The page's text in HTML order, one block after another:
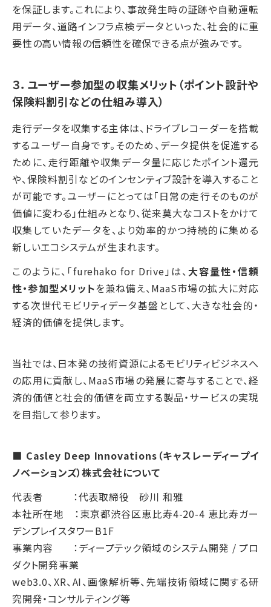
を保証します。これにより、事故発生時の証跡や自動運転
用データ、道路インフラ点検データといった、社会的に重
要性の高い情報の信頼性を確保できる点が強みです。
３． ユーザー参加型の収集メリット （ポイント設計や
保険料割引などの仕組み導入）
走行データを収集する主体は、ドライブレコーダーを搭載
するユーザー自身です。そのため、データ提供を促進する
ために、走行距離や収集データ量に応じたポイント還元
や、保険料割引などのインセンティブ設計を導入すること
が可能です。ユーザーにとっては「日常の走行そのものが
価値に変わる」仕組みとなり、従来莫大なコストをかけて
収集していたデータを、より効率的かつ持続的に集める
新しいエコシステムが生まれます。
このように、「furehako for Drive」は、 大容量性・信頼
性・参加型メリットを兼ね備え、MaaS市場の拡大に対応
する次世代モビリティデータ基盤として、大きな社会的・
経済的価値を提供します。
当社では、日本発の技術資源によるモビリティビジネスへ
の応用に貢献し、MaaS市場の発展に寄与することで、経
済的価値と社会的価値を両立する製品・サービスの実現
を目指して参ります。
■ Casley Deep Innovations（キャスレーディープイ
ノベーションズ）株式会社について
代表者 ：代表取締役 砂川 和雅
本社所在地 ：東京都渋谷区恵比寿4-20-4 恵比寿ガー
デンプレイスタワーB1F
事業内容 ：ディープテック領域のシステム開発 / プロ
ダクト開発事業
web3.0、XR、AI、画像解析等、先端技術領域に関する研
究開発・コンサルティング等